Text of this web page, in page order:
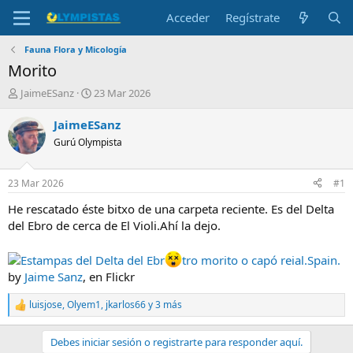
Acceder Regístrate
Fauna Flora y Micología
Morito
I
i
c
i
a
d
o
r
d
e
t
e
m
a
JaimeESanz
F
c
a
i
n
c
o
23 Mar 2026
JaimeESanz
Gurú Olympista
23 Mar 2026 #1
He rescatado éste bitxo de una carpeta reciente. Es del Delta
del Ebro de cerca de El Violi.Ahí la dejo.
Estampas del Delta del Ebr
tro morito o capó reial.Spain.
by Jaime Sanz, en Flickr
R
e
luisjose,Olyem1, jkarlos66y 3 más
Debes iniciar sesión o registrarte para responder aquí.